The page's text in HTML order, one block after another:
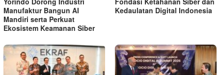
Manufaktur Bangun AI
Mandiri serta Perkuat
Ekosistem Keamanan Siber
Kedaulatan Digital Indonesia